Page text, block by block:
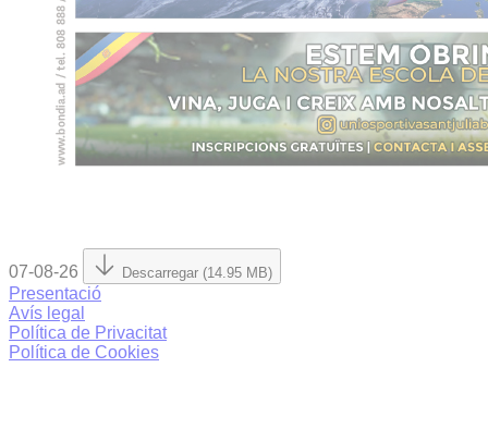
07-08-26 Descarregar (14.95 MB)
Presentació
Avís legal
Política de Privacitat
Política de Cookies